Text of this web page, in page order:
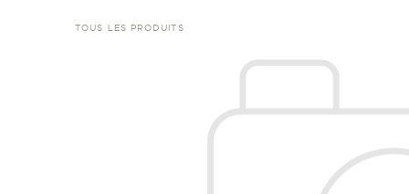
TOUS LES PRODUITS